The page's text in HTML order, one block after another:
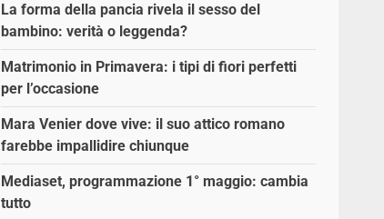
La forma della pancia rivela il sesso del
bambino: verità o leggenda?
Matrimonio in Primavera: i tipi di fiori perfetti
per l’occasione
Mara Venier dove vive: il suo attico romano
farebbe impallidire chiunque
Mediaset, programmazione 1° maggio: cambia
tutto